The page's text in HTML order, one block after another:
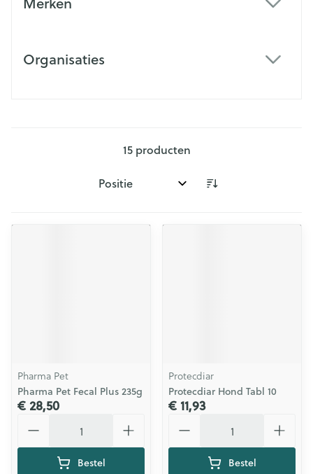
Organisaties
15producten
Sorteer op:
Pharma Pet
Pharma Pet Fecal Plus 235g
€ 28,50
Bestel
Protecdiar
Protecdiar Hond Tabl 10
€ 11,93
Bestel